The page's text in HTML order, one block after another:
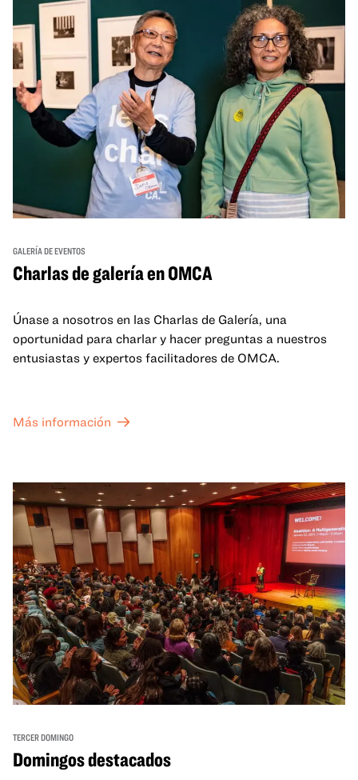
GALERÍA DE EVENTOS
Charlas de galería en OMCA
Únase a nosotros en las Charlas de Galería, una
oportunidad para charlar y hacer preguntas a nuestros
entusiastas y expertos facilitadores de OMCA.
Más información
TERCER DOMINGO
Domingos destacados